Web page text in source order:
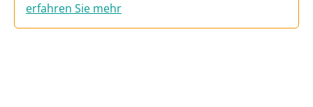
erfahren Sie mehr